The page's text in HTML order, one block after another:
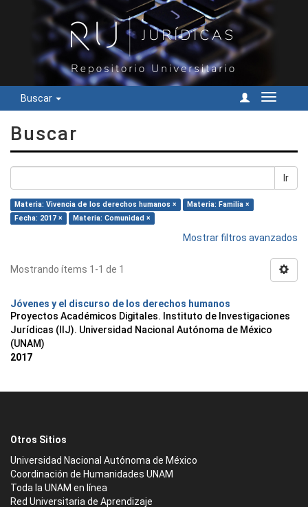
Buscar
Cambiar
Buscar
Ir
Materia: Vivencia de los derechos humanos ×
Materia: Familia ×
Fecha: 2017 ×
Materia: Comunidad ×
Mostrar filtros avanzados
Mostrando ítems 1-1 de 1
Jóvenes y el discurso de los derechos humanos
Proyectos Académicos Digitales. Instituto de Investigaciones
Jurídicas (IIJ). Universidad Nacional Autónoma de México
(UNAM)
2017
Otros Sitios
Universidad Nacional Autónoma de México
Coordinación de Humanidades UNAM
Toda la UNAM en línea
Red Universitaria de Aprendizaje